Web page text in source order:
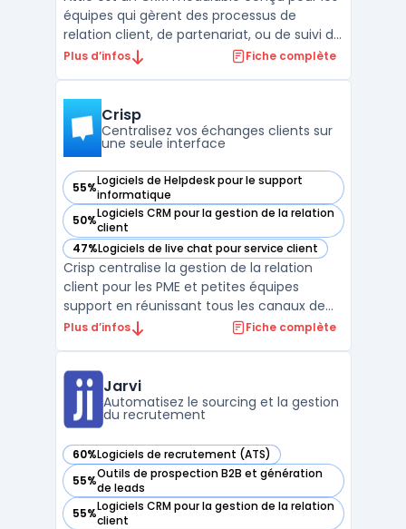
équipes qui gèrent des processus de
relation client, de partenariat, ou de suivi de
transactions. Sa structure s'appuie sur un
opportunités et entités spécifiques selon
les besoins i ...
Plus d’infos Fiche complète
Crisp
Centralisez vos échanges clients sur
une seule interface
55%Logiciels de Helpdesk pour le support
informatique
— voir Crisp dans cette catégorie
50%Logiciels CRM pour la gestion de la relation
client
— voir Crisp dans cette catégorie
47%Logiciels de live chat pour service client
— voir Crisp dans cette catégorie
Crisp centralise la gestion de la relation
client pour les PME et petites équipes
support en réunissant tous les canaux de
communication dans une interface unique.
engendre des suivis complexes pour les
conversations et mod ...
Plus d’infos Fiche complète
Jarvi
Automatisez le sourcing et la gestion
du recrutement
60%Logiciels de recrutement (ATS)
— voir Jarvi dans cette catégorie
55%Outils de prospection B2B et génération
de leads
— voir Jarvi dans cette catégorie
55%Logiciels CRM pour la gestion de la relation
client
— voir Jarvi dans cette catégorie